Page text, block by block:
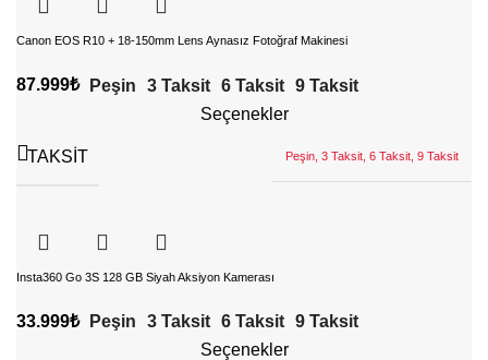
Canon EOS R10 + 18-150mm Lens Aynasız Fotoğraf Makinesi
87.999₺ Peşin 3 Taksit 6 Taksit 9 Taksit
Seçenekler
TAKSIT Peşin, 3 Taksit, 6 Taksit, 9 Taksit
Insta360 Go 3S 128 GB Siyah Aksiyon Kamerası
33.999₺ Peşin 3 Taksit 6 Taksit 9 Taksit
Seçenekler